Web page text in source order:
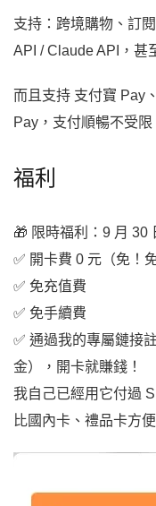
支持：跨境購物、訂
API / Claude API，甚
而且支持 支付寶 Pay
Pay，支付順暢不受限
福利
🎁 限時福利：9 月 30
✅ 開卡費 0 元（免！
✅ 免充值費
✅ 免手續費
✅ 通過我的專屬鏈接
金），開卡就賺錢！
我自己已經用它付過
比國內卡、禮品卡方便